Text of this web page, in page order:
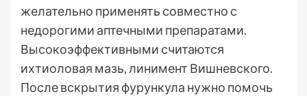
желательно применять совместно с
недорогими аптечными препаратами.
Высокоэффективными считаются
ихтиоловая мазь, линимент Вишневского.
После вскрытия фурункула нужно помочь